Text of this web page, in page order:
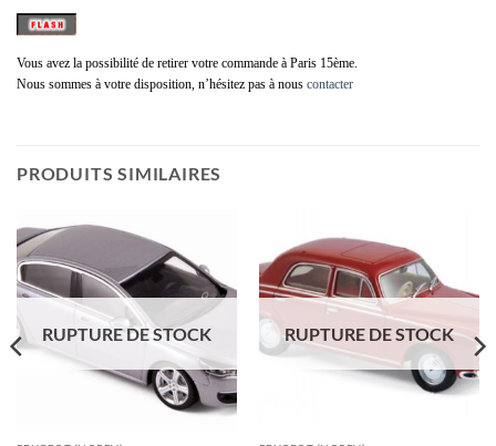
Vous avez la possibilité de retirer votre commande à Paris 15ème.
Nous sommes à votre disposition, n’hésitez pas à nous contacter
PRODUITS SIMILAIRES
RUPTURE DE STOCK RUPTURE DE STOCK